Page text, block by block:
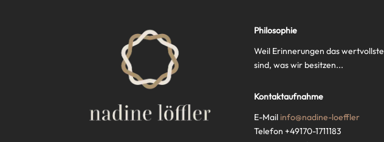
Philosophie
Weil Erinnerungen das wertvollste
sind, was wir besitzen...
Kontaktaufnahme
E-Mail info@nadine-loeffler
Telefon +49170-1711183